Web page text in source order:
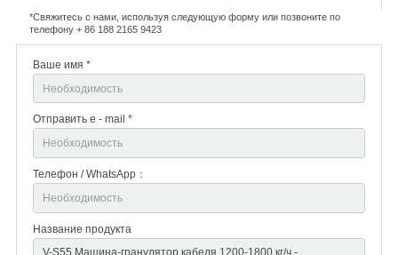
*Свяжитесь с нами, используя следующую форму или позвоните по
телефону + 86 188 2165 9423
Ваше имя *
Отправить e - mail *
Телефон / WhatsApp：
Название продукта